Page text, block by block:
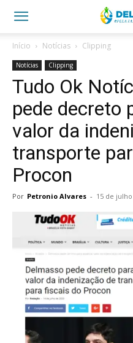
Início Notícias Clipping
Notícias Clipping
Tudo Ok
pede decreto
valor da
transporte
Procon
Por Petronio Alvares - 15 de